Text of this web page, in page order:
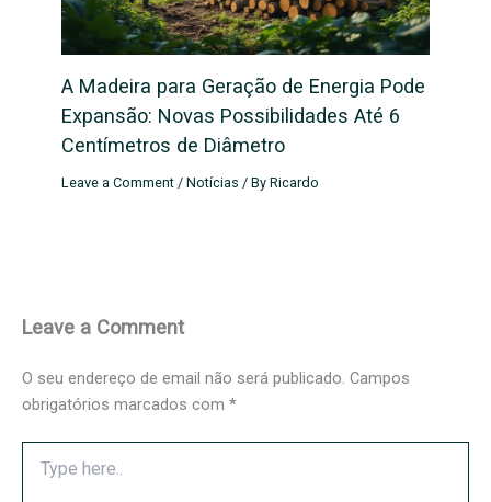
A Madeira para Geração de Energia Pode
Expansão: Novas Possibilidades Até 6
Centímetros de Diâmetro
Leave a Comment /Notícias / ByRicardo
Leave a Comment
O seu endereço de email não será publicado. Campos
obrigatórios marcados com *
here..